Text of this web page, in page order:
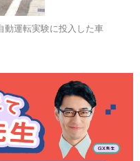
動運転実験に投入した車